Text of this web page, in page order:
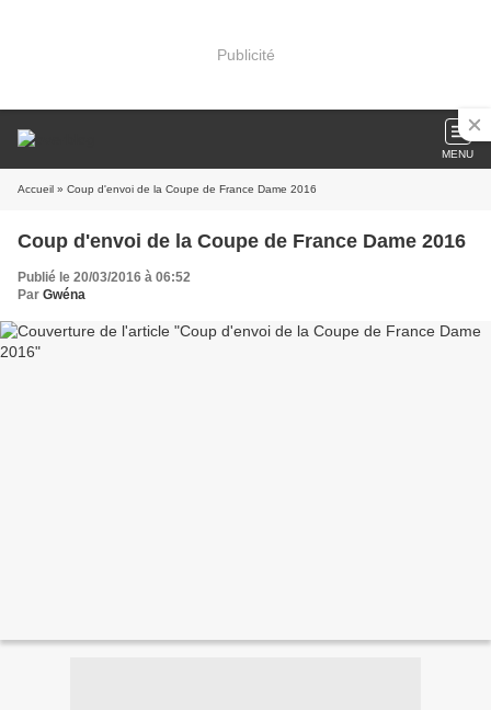
Publicité
MENU
Accueil » Coup d'envoi de la Coupe de France Dame 2016
Coup d'envoi de la Coupe de France Dame 2016
Publié le 20/03/2016 à 06:52
Par Gwéna